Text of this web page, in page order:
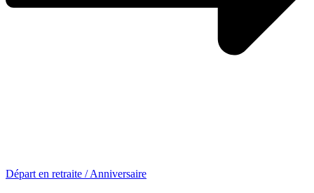
Départ en retraite / Anniversaire